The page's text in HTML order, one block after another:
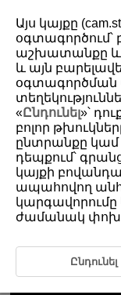
1-6 Servo AF
Setting Servo AF
subject and scene
Այս կայքը
օգտագործում՝
աշխատանքը և
և այն
օգտագործման
«Ընդունել»՝
բոլոր
ընտրանքը կամ
դեպքում՝
կայքի
ապահովող
ժամանակ
Ընդունել